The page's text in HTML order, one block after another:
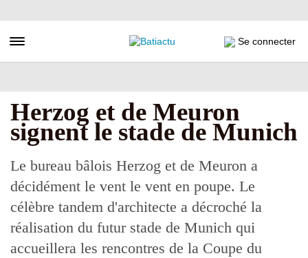
au
principal
Toggle navigation Se connecter
Herzog et de Meuron
signent le stade de Munich
Le bureau bâlois Herzog et de Meuron a
décidément le vent le vent en poupe. Le
célèbre tandem d'architecte a décroché la
réalisation du futur stade de Munich qui
accueillera les rencontres de la Coupe du